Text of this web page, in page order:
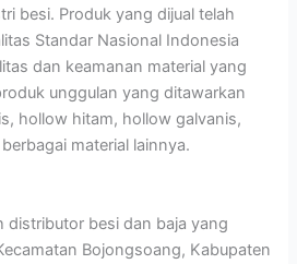
besi. Produk yang dijual telah
Standar Nasional Indonesia
dan keamanan material yang
unggulan yang ditawarkan
hollow hitam, hollow galvanis,
material lainnya.
distributor besi dan baja yang
Bojongsoang, Kabupaten